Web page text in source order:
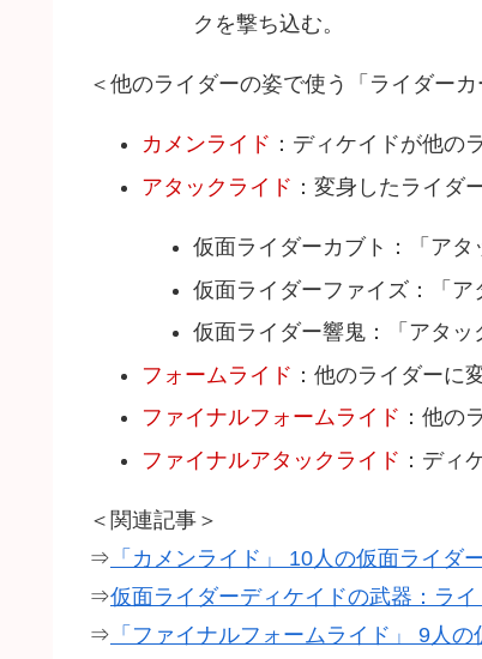
クを撃ち込む。
＜他のライダーの姿で使う「ライダーカ
カメンライド ：ディケイドが他の
アタックライド ：変身したライダ
仮面ライダーカブト：「アタ
仮面ライダーファイズ：「ア
仮面ライダー響鬼：「アタッ
フォームライド ：他のライダーに
ファイナルフォームライド ：他の
ファイナルアタックライド ：ディ
＜関連記事＞
⇒ 「カメンライド」 10人の仮面ライダ
⇒仮面ライダーディケイドの武器：ラ
⇒ 「ファイナルフォームライド」 9人